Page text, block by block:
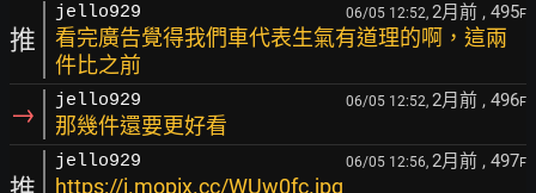
推
jello929 06/05 12:52, 2月前 , 495F
看完廣告覺得我們車代表生氣有道理的啊，這兩
件比之前
→ jello929 06/05 12:52, 2月前 , 496F
那幾件還要更好看
jello929 06/05 12:56, 2月前 , 497F
https://i.mopix.cc/WUw0fc.jpg